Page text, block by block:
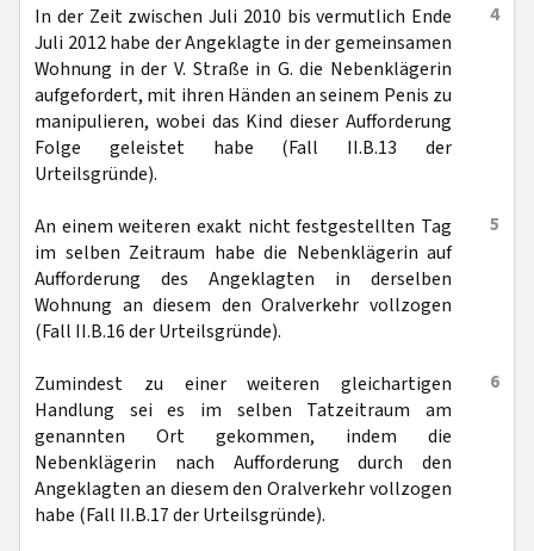
4
In der Zeit zwischen Juli 2010 bis vermutlich Ende
Juli 2012 habe der Angeklagte in der gemeinsamen
Wohnung in der V. Straße in G. die Nebenklägerin
aufgefordert, mit ihren Händen an seinem Penis zu
manipulieren, wobei das Kind dieser Aufforderung
Folge geleistet habe (Fall II.B.13 der
Urteilsgründe).
5
An einem weiteren exakt nicht festgestellten Tag
im selben Zeitraum habe die Nebenklägerin auf
Aufforderung des Angeklagten in derselben
Wohnung an diesem den Oralverkehr vollzogen
(Fall II.B.16 der Urteilsgründe).
6
Zumindest zu einer weiteren gleichartigen
Handlung sei es im selben Tatzeitraum am
genannten Ort gekommen, indem die
Nebenklägerin nach Aufforderung durch den
Angeklagten an diesem den Oralverkehr vollzogen
habe (Fall II.B.17 der Urteilsgründe).